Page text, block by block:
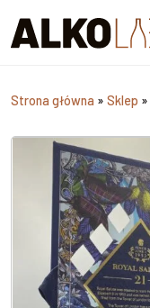
Strona główna » Sklep »